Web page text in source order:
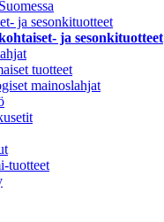
ja sesonkituotteet
ja sesonkituotteet
tuotteet
mainoslahjat
tuotteet